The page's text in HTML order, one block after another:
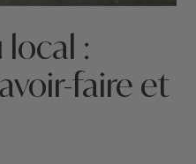
local :
faire et